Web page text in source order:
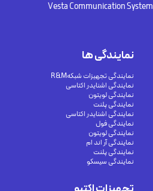
Vesta Communication System
نمایندگی ها
نمایندگی تجهیزات شبکهR&M
نمایندگی اشنایدر اکتاسی
نمایندگی لویتون
نمایندگی پلنت
نمایندگی اشنایدر اکتاسی
نمایندگی فول
نمایندگی لویتون
نمایندگی آر اند ام
نمایندگی پلنت
نمایندگی سیسکو